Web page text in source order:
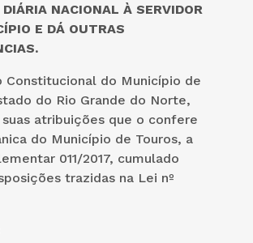
DIÁRIA NACIONAL À SERVIDOR
E DÁ OUTRAS
Constitucional do Município de
do Rio Grande do Norte,
atribuições que o confere
do Município de Touros, a
011/2017, cumulado
trazidas na Lei nº